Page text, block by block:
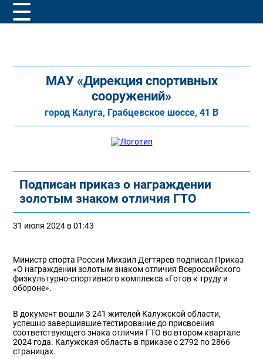
МАУ «Дирекция спортивных
сооружений»
город Калуга, Грабцевское шоссе, 41 В
Подписан приказ о награждении
золотым знаком отличия ГТО
31 июля 2024 в 01:43
Министр спорта России Михаил Дегтярев подписал Приказ
«О награждении золотым знаком отличия Всероссийского
физкультурно-спортивного комплекса «Готов к труду и
обороне».
В документ вошли 3 241 жителей Калужской области,
успешно завершившие тестирование до присвоения
соответствующего знака отличия ГТО во втором квартале
2024 года. Калужская область в приказе с 2792 по 2866
страницах.